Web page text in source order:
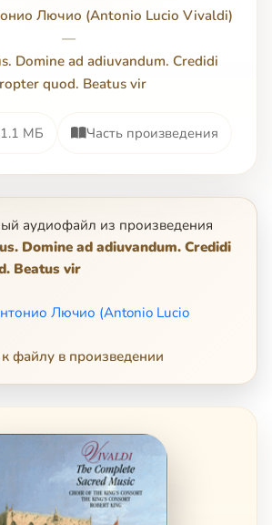
Лючио (Antonio Lucio Vivaldi)
—
Domine ad adiuvandum. Credidi
quod. Beatus vir
1.1 МБ Часть произведения
аудиофайл из произведения
Domine ad adiuvandum. Credidi
Beatus vir
Лючио (Antonio Lucio
файлу в произведении